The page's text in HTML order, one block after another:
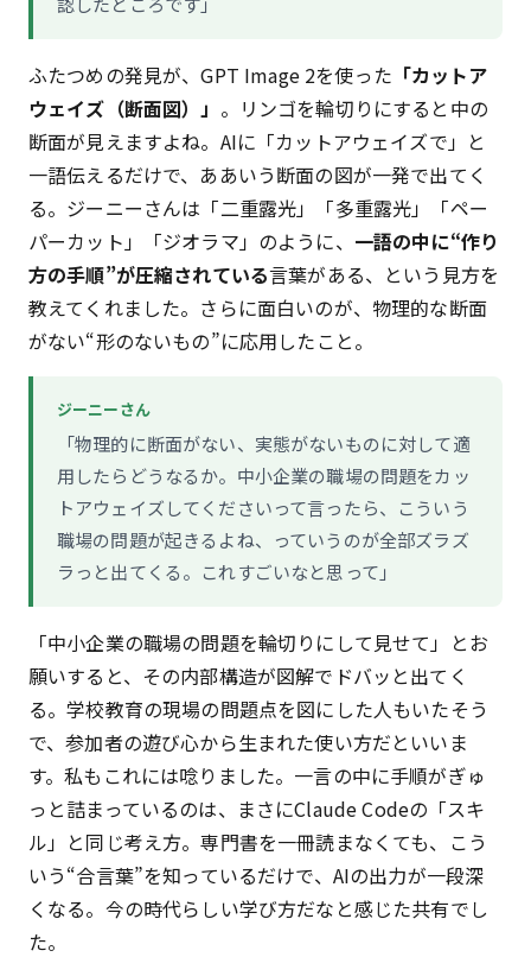
ふたつめの発見が、GPT Image 2を使った 「カットア
ウェイズ（断面図）」 。リンゴを輪切りにすると中の
断面が見えますよね。AIに「カットアウェイズで」と
一語伝えるだけで、ああいう断面の図が一発で出てく
る。ジーニーさんは「二重露光」「多重露光」「ペー
パーカット」「ジオラマ」のように、 一語の中に“作り
方の手順”が圧縮されている言葉がある、という見方を
教えてくれました。さらに面白いのが、物理的な断面
がない“形のないもの”に応用したこと。
ジーニーさん
「物理的に断面がない、実態がないものに対して適
用したらどうなるか。中小企業の職場の問題をカッ
トアウェイズしてくださいって言ったら、こういう
職場の問題が起きるよね、っていうのが全部ズラズ
ラっと出てくる。これすごいなと思って」
「中小企業の職場の問題を輪切りにして見せて」とお
願いすると、その内部構造が図解でドバッと出てく
る。学校教育の現場の問題点を図にした人もいたそう
で、参加者の遊び心から生まれた使い方だといいま
す。私もこれには唸りました。一言の中に手順がぎゅ
っと詰まっているのは、まさにClaude Codeの「スキ
ル」と同じ考え方。専門書を一冊読まなくても、こう
いう“合言葉”を知っているだけで、AIの出力が一段深
くなる。今の時代らしい学び方だなと感じた共有でし
た。